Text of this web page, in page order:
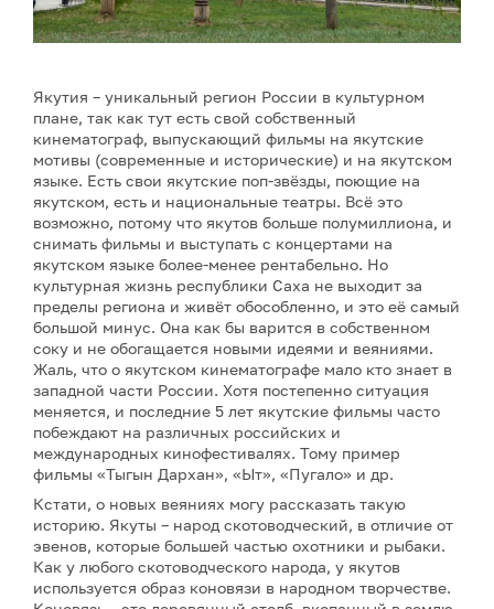
Якутия – уникальный регион России в культурном
плане, так как тут есть свой собственный
кинематограф, выпускающий фильмы на якутские
мотивы (современные и исторические) и на якутском
языке. Есть свои якутские поп-звёзды, поющие на
якутском, есть и национальные театры. Всё это
возможно, потому что якутов больше полумиллиона, и
снимать фильмы и выступать с концертами на
якутском языке более-менее рентабельно. Но
культурная жизнь республики Саха не выходит за
пределы региона и живёт обособленно, и это её самый
большой минус. Она как бы варится в собственном
соку и не обогащается новыми идеями и веяниями.
Жаль, что о якутском кинематографе мало кто знает в
западной части России. Хотя постепенно ситуация
меняется, и последние 5 лет якутские фильмы часто
побеждают на различных российских и
международных кинофестивалях. Тому пример
фильмы «Тыгын Дархан», «Ыт», «Пугало» и др.
Кстати, о новых веяниях могу рассказать такую
историю. Якуты – народ скотоводческий, в отличие от
эвенов, которые большей частью охотники и рыбаки.
Как у любого скотоводческого народа, у якутов
используется образ коновязи в народном творчестве.